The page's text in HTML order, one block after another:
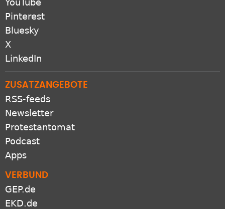
Pinterest
Bluesky
X
LinkedIn
ZUSATZANGEBOTE
RSS-feeds
Newsletter
Protestantomat
Podcast
Apps
VERBUND
GEP.de
EKD.de